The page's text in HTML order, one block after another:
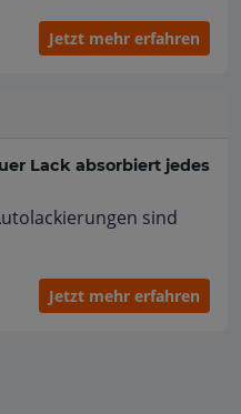
Jetzt mehr erfahren
Lack absorbiert jedes
sind
Jetzt mehr erfahren